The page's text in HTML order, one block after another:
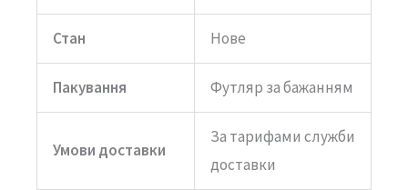
Стан Нове
Пакування Футляр за бажанням
Умови доставки
За тарифами служби
доставки